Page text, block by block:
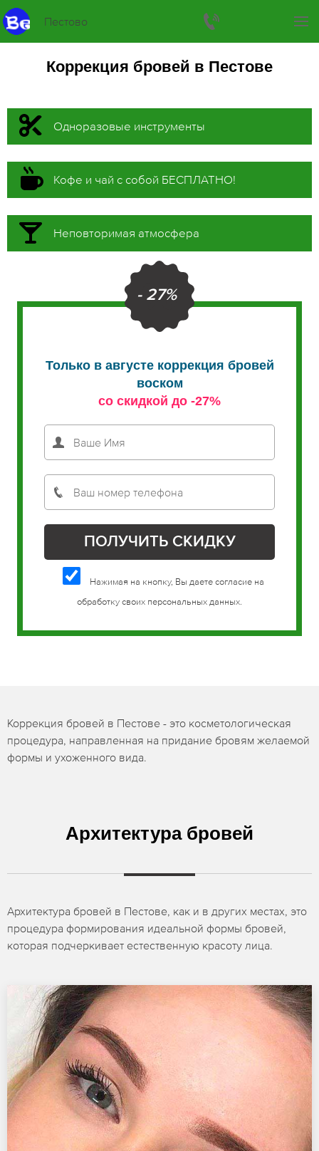
Пестово
Коррекция бровей в Пестове
Одноразовые инструменты
Кофе и чай с собой БЕСПЛАТНО!
Неповторимая атмосфера
- 27%
Только в августе коррекция бровей
воском
со скидкой до -27%
Нажимая на кнопку, Вы даете согласие на
обработку своих персональных данных.
Коррекция бровей в Пестове - это косметологическая
процедура, направленная на придание бровям желаемой
формы и ухоженного вида.
Архитектура бровей
Архитектура бровей в Пестове, как и в других местах, это
процедура формирования идеальной формы бровей,
которая подчеркивает естественную красоту лица.